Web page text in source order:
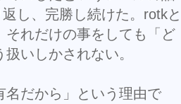
し、完勝し続けた。rotkと
れだけの事をしても「ど
いしかされない。
名だから」という理由で